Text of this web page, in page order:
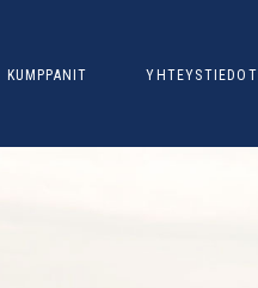
KUMPPANIT YHTEYSTIEDOT